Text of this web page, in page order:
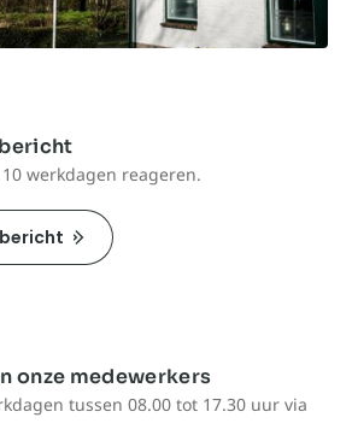
werkdagen reageren.
onze medewerkers
tussen 08.00 tot 17.30 uur via